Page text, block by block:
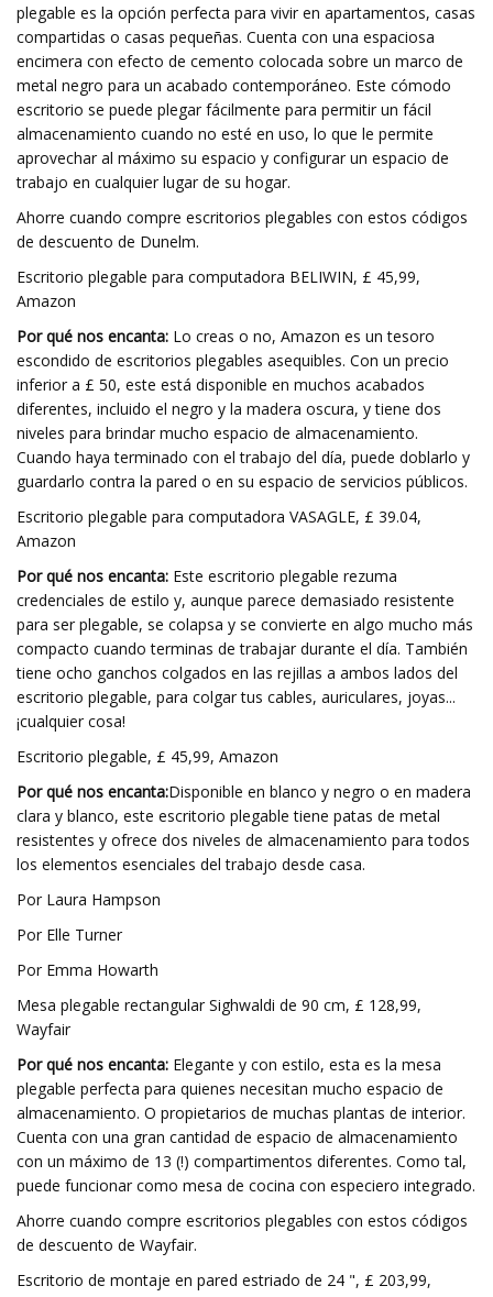
plegable es la opción perfecta para vivir en apartamentos, casas
compartidas o casas pequeñas. Cuenta con una espaciosa
encimera con efecto de cemento colocada sobre un marco de
metal negro para un acabado contemporáneo. Este cómodo
escritorio se puede plegar fácilmente para permitir un fácil
almacenamiento cuando no esté en uso, lo que le permite
aprovechar al máximo su espacio y configurar un espacio de
trabajo en cualquier lugar de su hogar.
Ahorre cuando compre escritorios plegables con estos códigos
de descuento de Dunelm.
Escritorio plegable para computadora BELIWIN, £ 45,99,
Amazon
Por qué nos encanta: Lo creas o no, Amazon es un tesoro
escondido de escritorios plegables asequibles. Con un precio
inferior a £ 50, este está disponible en muchos acabados
diferentes, incluido el negro y la madera oscura, y tiene dos
niveles para brindar mucho espacio de almacenamiento.
Cuando haya terminado con el trabajo del día, puede doblarlo y
guardarlo contra la pared o en su espacio de servicios públicos.
Escritorio plegable para computadora VASAGLE, £ 39.04,
Amazon
Por qué nos encanta: Este escritorio plegable rezuma
credenciales de estilo y, aunque parece demasiado resistente
para ser plegable, se colapsa y se convierte en algo mucho más
compacto cuando terminas de trabajar durante el día. También
tiene ocho ganchos colgados en las rejillas a ambos lados del
escritorio plegable, para colgar tus cables, auriculares, joyas...
¡cualquier cosa!
Escritorio plegable, £ 45,99, Amazon
Por qué nos encanta:Disponible en blanco y negro o en madera
clara y blanco, este escritorio plegable tiene patas de metal
resistentes y ofrece dos niveles de almacenamiento para todos
los elementos esenciales del trabajo desde casa.
Por Laura Hampson
Por Elle Turner
Por Emma Howarth
Mesa plegable rectangular Sighwaldi de 90 cm, £ 128,99,
Wayfair
Por qué nos encanta: Elegante y con estilo, esta es la mesa
plegable perfecta para quienes necesitan mucho espacio de
almacenamiento. O propietarios de muchas plantas de interior.
Cuenta con una gran cantidad de espacio de almacenamiento
con un máximo de 13 (!) compartimentos diferentes. Como tal,
puede funcionar como mesa de cocina con especiero integrado.
Ahorre cuando compre escritorios plegables con estos códigos
de descuento de Wayfair.
Escritorio de montaje en pared estriado de 24 ", £ 203,99,